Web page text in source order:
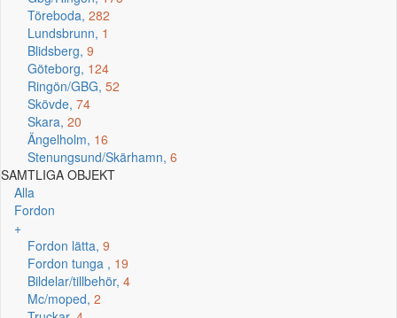
Töreboda, 282
Lundsbrunn, 1
Blidsberg, 9
Göteborg, 124
Ringön/GBG, 52
Skövde, 74
Skara, 20
Ängelholm, 16
Stenungsund/Skärhamn, 6
SAMTLIGA OBJEKT
Alla
Fordon
+
Fordon lätta, 9
Fordon tunga , 19
Bildelar/tillbehör, 4
Mc/moped, 2